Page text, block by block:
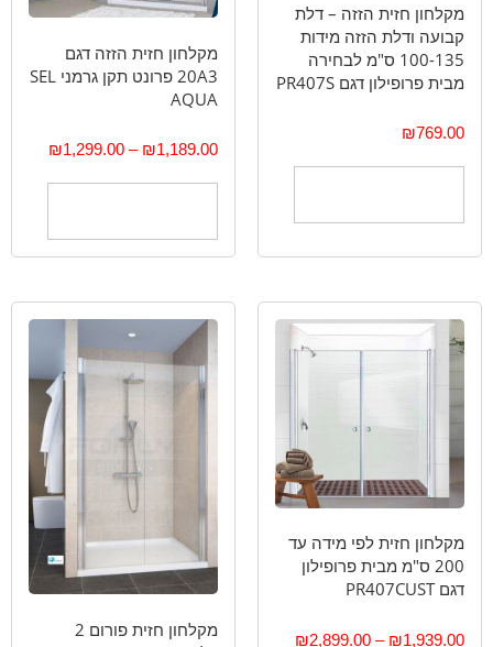
מקלחון חזית הזזה – דלת
קבועה ודלת הזזה מידות
100-135 ס"מ לבחירה
מבית פרופילון דגם PR407S
₪769.00
מקלחון חזית הזזה דגם
20A3 פרונט תקן גרמני SEL
AQUA
₪1,189.00
–
₪1,299.00
מקלחון חזית לפי מידה עד
200 ס"מ מבית פרופילון
דגם PR407CUST
₪1,939.00
–
₪2,899.00
מקלחון חזית פורום 2